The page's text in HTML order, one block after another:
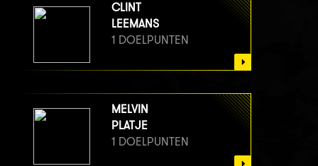
CLINT
LEEMANS
1 DOELPUNTEN
MELVIN
PLATJE
1 DOELPUNTEN